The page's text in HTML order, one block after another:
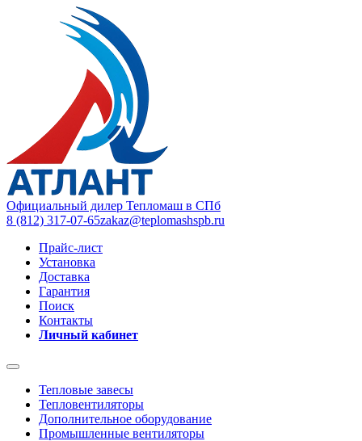
Официальный дилер Тепломаш в СПб
8 (812) 317-07-65zakaz@teplomashspb.ru
Прайс-лист
Установка
Доставка
Гарантия
Поиск
Контакты
Личный кабинет
Тепловые завесы
Тепловентиляторы
Дополнительное оборудование
Промышленные вентиляторы